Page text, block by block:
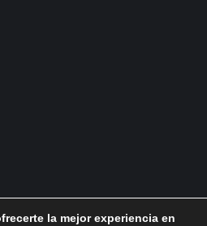
la mejor experiencia en